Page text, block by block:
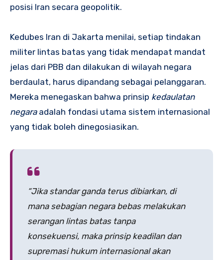
posisi Iran secara geopolitik.
Kedubes Iran di Jakarta menilai, setiap tindakan
militer lintas batas yang tidak mendapat mandat
jelas dari PBB dan dilakukan di wilayah negara
berdaulat, harus dipandang sebagai pelanggaran.
Mereka menegaskan bahwa prinsip kedaulatan
negaraadalah fondasi utama sistem internasional
yang tidak boleh dinegosiasikan.
“Jika standar ganda terus dibiarkan, di
mana sebagian negara bebas melakukan
serangan lintas batas tanpa
konsekuensi, maka prinsip keadilan dan
supremasi hukum internasional akan